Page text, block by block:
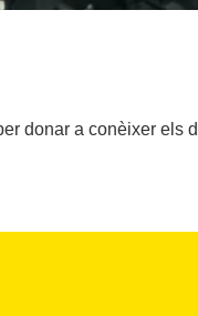
donar a conèixer els